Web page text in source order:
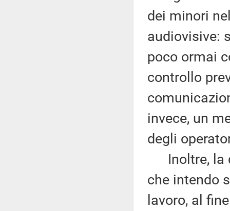
dei minori
audiovisive:
poco ormai
controllo
invece, un
degli
Inoltre, la
che intendo
lavoro, al